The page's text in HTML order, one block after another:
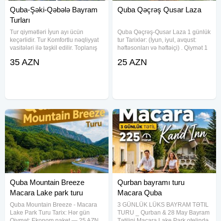
Quba-Şəki-Qəbələ Bayram
Turları
Tur qiymətləri İyun ayı ücün
keçərlidir. Tur Komfortlu nəqliyyat
vasitələri ilə təşkil edilir. Toplanış
Gənclik M/s-dan 20 Yanvar m/s-sı
35 AZN
Quba Qəçrəş Qusar Laza
Quba Qəçrəş-Qusar Laza 1 günlük
tur Tarixlər: (İyun, iyul, avqust:
həftəsonları və həftəiçi) . Qiymət 1
•Standart paket: 29 Azn (Endirim
25 AZN
Quba Mountain Breeze
Macara Lake park turu
Quba Mountain Breeze - Macara
Lake Park Turu Tarix: Hər gün
Qurban bayramı turu
Macara Quba
3 GÜNLÜK LÜKS BAYRAM TƏTIL
TURU _ Qurban & 28 May Bayram